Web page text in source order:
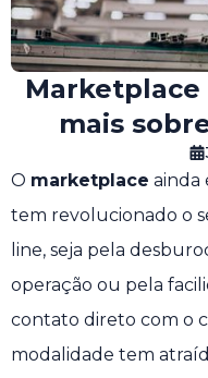
Marketplace
mais
O marketplace ainda
tem revolucionado o
line, seja pela
operação ou pela
contato direto com o
modalidade tem